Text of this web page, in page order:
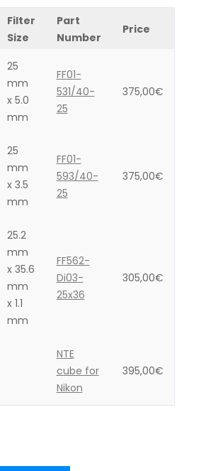
Filter
Size
Part
Number
Price
25
mm
x 5.0
mm
FF01-
531/40-
25
375,00€
25
mm
x 3.5
mm
FF01-
593/40-
25
375,00€
25.2
mm
x 35.6
mm
x 1.1
mm
FF562-
Di03-
25x36
305,00€
NTE
cube for
Nikon
395,00€